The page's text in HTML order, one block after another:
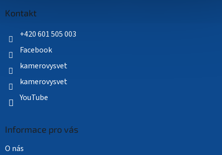
Kontakt
+420 601 505 003
Facebook
kamerovysvet
kamerovysvet
YouTube
Informace pro vás
O nás